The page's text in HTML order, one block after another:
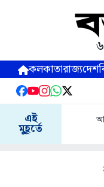
কলকাতারাজ্যদেশ
এই
মুহূর্তে